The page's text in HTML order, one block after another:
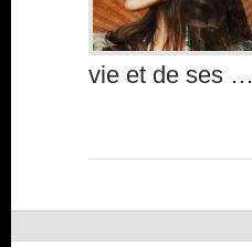
vie et de ses …